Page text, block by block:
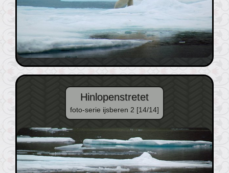
Hinlopenstretet
foto-serie ijsberen 2 [14/14]